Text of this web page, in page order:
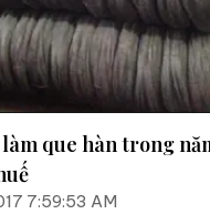
que hàn trong
7:59:53 AM